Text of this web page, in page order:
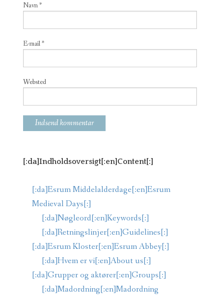
Navn*
E-mail*
Websted
[:da]Indholdsoversigt[:en]Content[:]
[:da]Esrum Middelalderdage[:en]Esrum
Medieval Days[:]
[:da]Nøgleord[:en]Keywords[:]
[:da]Retningslinjer[:en]Guidelines[:]
[:da]Esrum Kloster[:en]Esrum Abbey[:]
[:da]Hvem er vi[:en]About us[:]
[:da]Grupper og aktører[:en]Groups[:]
[:da]Madordning[:en]Madordning